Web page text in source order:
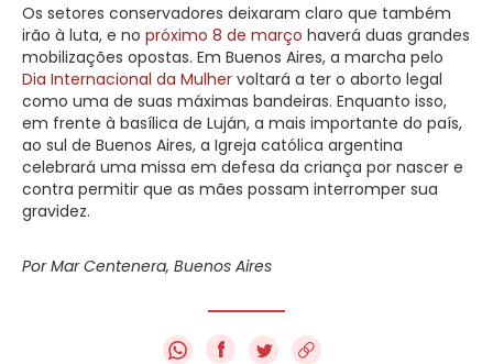
Os setores conservadores deixaram claro que também
irão à luta, e no próximo 8 de março haverá duas grandes
mobilizações opostas. Em Buenos Aires, a marcha pelo
Dia Internacional da Mulher voltará a ter o aborto legal
como uma de suas máximas bandeiras. Enquanto isso,
em frente à basílica de Luján, a mais importante do país,
ao sul de Buenos Aires, a Igreja católica argentina
celebrará uma missa em defesa da criança por nascer e
contra permitir que as mães possam interromper sua
gravidez.
Por Mar Centenera, Buenos Aires
f